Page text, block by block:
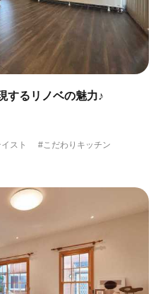
するリノベの魅力♪
スト
#こだわりキッチン